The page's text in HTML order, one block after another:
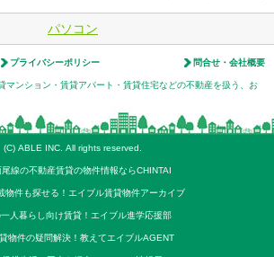
パソコン
プライバシーポリシー 問合せ・会社概要
マンション・賃貸アパート・賃貸住宅などの不動産を扱う、お
(C) ABLE INC. All rights reserved.
線の不動産賃貸の物件情報ならCHINTAI
物件も探せる！エイブル賃貸物件アーカイブ
人暮らし向け賃貸！エイブル進学応援部
物件の疑問解決！教えてエイブルAGENT